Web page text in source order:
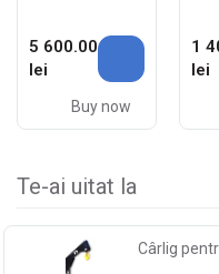
5 600.00
lei
Buy now
1
lei
Te-ai uitat la
Cârlig